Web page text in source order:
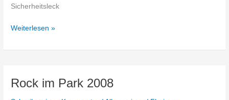
Sicherheitsleck
Erneutes
bei
Weiterlesen »
Rock im Park 2008